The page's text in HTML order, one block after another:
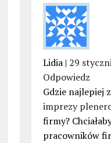
Lidia | 29
Odpowiedz
Gdzie najlepiej
imprezy
firmy?
pracowników